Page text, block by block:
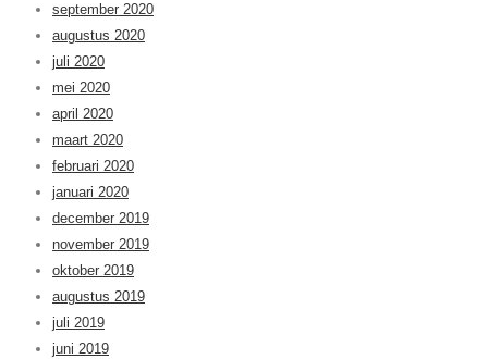
september 2020
augustus 2020
juli 2020
mei 2020
april 2020
maart 2020
februari 2020
januari 2020
december 2019
november 2019
oktober 2019
augustus 2019
juli 2019
juni 2019